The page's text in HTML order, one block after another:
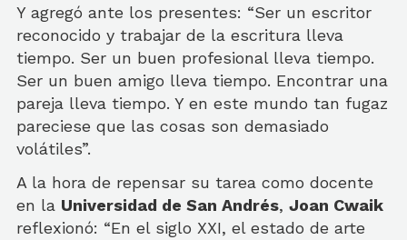
Y agregó ante los presentes: “Ser un escritor
reconocido y trabajar de la escritura lleva
tiempo. Ser un buen profesional lleva tiempo.
Ser un buen amigo lleva tiempo. Encontrar una
pareja lleva tiempo. Y en este mundo tan fugaz
pareciese que las cosas son demasiado
volátiles”.
A la hora de repensar su tarea como docente
en la Universidad de San Andrés, Joan Cwaik
reflexionó: “En el siglo XXI, el estado de arte